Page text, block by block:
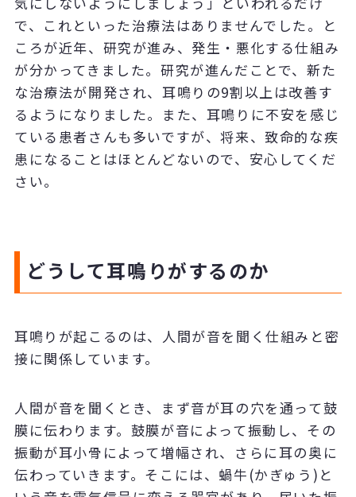
で、これといった治療法はありませんでした。と
ころが近年、研究が進み、発生・悪化する仕組み
が分かってきました。研究が進んだことで、新た
な治療法が開発され、耳鳴りの9割以上は改善す
るようになりました。また、耳鳴りに不安を感じ
ている患者さんも多いですが、将来、致命的な疾
患になることはほとんどないので、安心してくだ
さい。
どうして耳鳴りがするのか
耳鳴りが起こるのは、人間が音を聞く仕組みと密
接に関係しています。
人間が音を聞くとき、まず音が耳の穴を通って鼓
膜に伝わります。鼓膜が音によって振動し、その
振動が耳小骨によって増幅され、さらに耳の奥に
伝わっていきます。そこには、蝸牛(かぎゅう)と